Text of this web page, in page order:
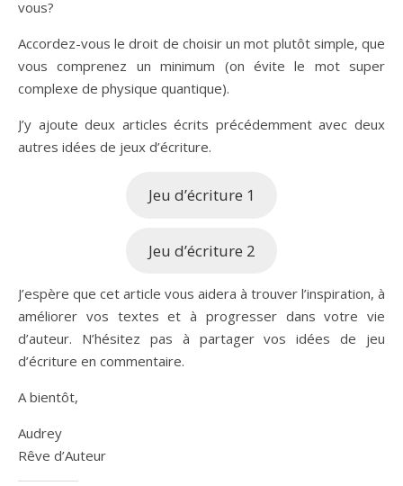
vous?
Accordez-vous le droit de choisir un mot plutôt simple, que
vous comprenez un minimum (on évite le mot super
complexe de physique quantique).
J’y ajoute deux articles écrits précédemment avec deux
autres idées de jeux d’écriture.
Jeu d’écriture 1
Jeu d’écriture 2
J’espère que cet article vous aidera à trouver l’inspiration, à
améliorer vos textes et à progresser dans votre vie
d’auteur. N’hésitez pas à partager vos idées de jeu
d’écriture en commentaire.
A bientôt,
Audrey
Rêve d’Auteur